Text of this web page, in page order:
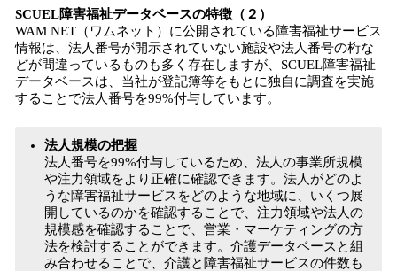
SCUEL障害福祉データベースの特徴（２）
WAM NET（ワムネット）に公開されている障害福祉サービス
情報は、法人番号が開示されていない施設や法人番号の桁な
どが間違っているものも多く存在しますが、SCUEL障害福祉
データベースは、当社が登記簿等をもとに独自に調査を実施
することで法人番号を99%付与しています。
法人規模の把握
法人番号を99%付与しているため、法人の事業所規模
や注力領域をより正確に確認できます。法人がどのよ
うな障害福祉サービスをどのような地域に、いくつ展
開しているのかを確認することで、注力領域や法人の
規模感を確認することで、営業・マーケティングの方
法を検討することができます。介護データベースと組
み合わせることで、介護と障害福祉サービスの件数も